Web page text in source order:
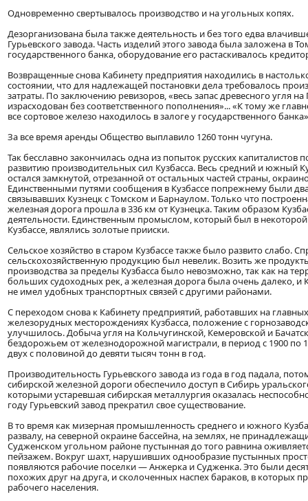
Одновременно свертывалось производство и на угольных копях.
Дезорганизована была также деятельность и без того едва
Гурьевского завода. Часть изделий этого завода была заложена в
государственного банка, оборудование его растаскивалось
Возвращенные снова Кабинету предприятия находились в
состоянии, что для надлежащей постановки дела требовалось
затраты. По заключению ревизоров, «весь запас древесного угля
израсходован без соответственного пополнения»... «К тому же
все сортовое железо находилось в залоге у государственного
За все время аренды Общество выплавило 1260 тонн чугуна.
Так бесславно закончилась одна из попыток русских капиталистов
развитию производительных сил Кузбасса. Весь средний и южный
остался замкнутой, отрезанной от остальных частей страны,
Единственными путями сообщения в Кузбассе попрежнему были
связывавших Кузнецк с Томском и Барнаулом. Только что
железная дорога прошла в 336 км от Кузнецка. Таким образом
деятельности. Единственным промыслом, который был в некоторой
Кузбассе, являлись золотые прииски.
Сельское хозяйство в старом Кузбассе также было развито слабо.
сельскохозяйственную продукцию был невелик. Возить же
производства за пределы Кузбасса было невозможно, так как на
больших судоходных рек, а железная дорога была очень далеко, и
не имел удобных транспортных связей с другими районами.
С переходом снова к Кабинету предприятий, работавших на
железорудных месторождениях Кузбасса, положение с
улучшилось. Добыча угля на Кольчугинской, Кемеровской и
бездорожьем от железнодорожной магистрали, в период с 1900 по
двух с половиной до девяти тысяч тонн в год.
Производительность Гурьевского завода из года в год падала,
сибирской железной дороги обеспечило доступ в Сибирь
которыми устаревшая сибирская металлургия оказалась
году Гурьевский завод прекратил свое существование.
В то время как мизерная промышленность среднего и южного
развалу, на северной окраине бассейна, на землях, не
Судженском угольном районе пустынная до того равнина
пейзажем. Вокруг шахт, нарушивших однообразие пустынных
появляются рабочие поселки — Анжерка и Судженка. Это были
похожих друг на друга, и сколоченных наспех бараков, в которых
рабочего населения.